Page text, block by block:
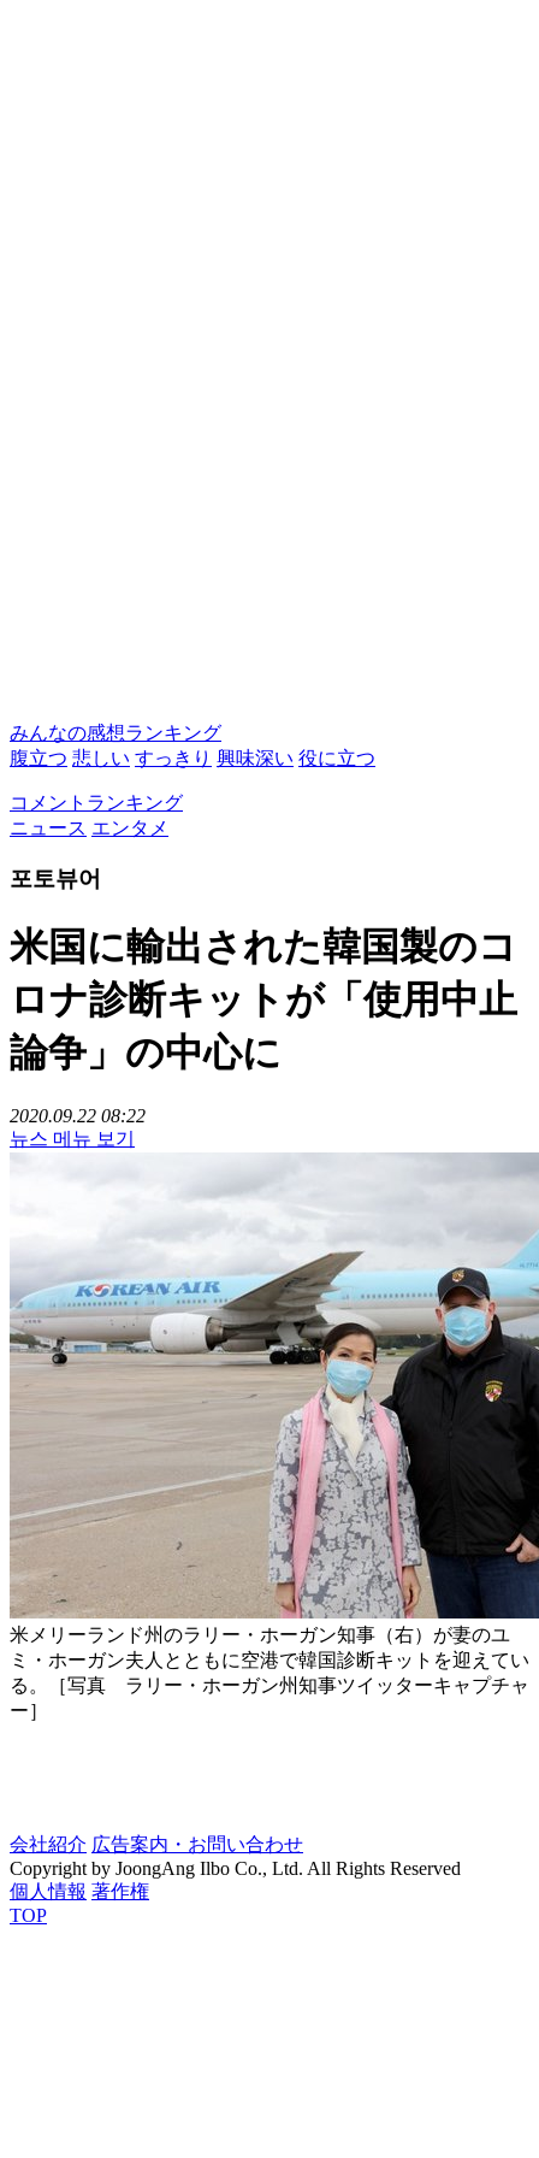
みんなの感想ランキング
腹立つ 悲しい すっきり 興味深い 役に立つ
コメントランキング
ニュース エンタメ
포토뷰어
米国に輸出された韓国製のコ
ロナ診断キットが「使用中止
論争」の中心に
2020.09.22 08:22
뉴스 메뉴 보기
米メリーランド州のラリー・ホーガン知事（右）が妻のユ
ミ・ホーガン夫人とともに空港で韓国診断キットを迎えてい
る。［写真 ラリー・ホーガン州知事ツイッターキャプチャ
ー］
会社紹介 広告案内・お問い合わせ
Copyright by JoongAng Ilbo Co., Ltd. All Rights Reserved
個人情報 著作権
TOP